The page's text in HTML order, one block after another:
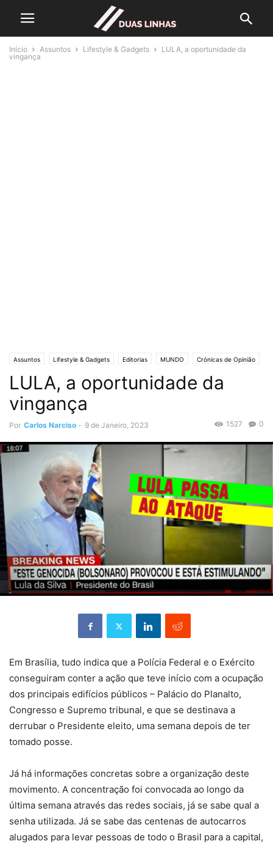
Início Assuntos Lifestyle & Gadgets
LULA, a oportunidade da
vingança
Assuntos Lifestyle & Gadgets Editorias MUNDO Crónicas de Opinião
O ESTADO da ARTE Polícias & Ladrões POLÍTICA
LULA, a oportunidade da
vingança
Por Carlos Narciso - 9 de Janeiro, 2023 0
1527
Em Brasília, tudo indica que a Polícia Federal e o Exército
conseguiram conter a ação que teve início com a ocupação
dos principais edifícios públicos – Palácio do Planalto,
Congresso e Supremo tribunal, e que se destinava a
derrubar o Presidente eleito, uma semana depois de ter
tomado posse.
Já há informações concretas sobre a organização deste
movimento. A concentração foi convocada ao longo da
última semana através das redes sociais, já se sabe qual a
senha utilizada. Já se sabe das centenas de autocarros
alugados para levar pessoas de todo o Brasil para a capital,